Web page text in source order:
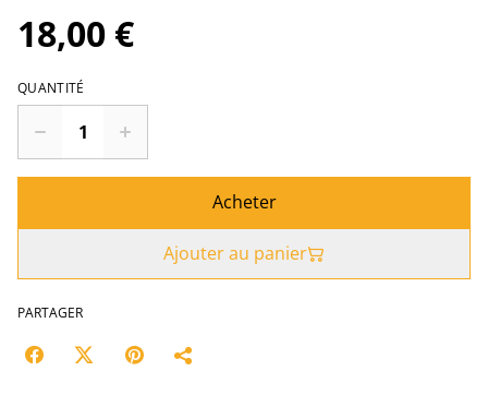
18,00 €
QUANTITÉ
Acheter
Ajouter au panier
PARTAGER